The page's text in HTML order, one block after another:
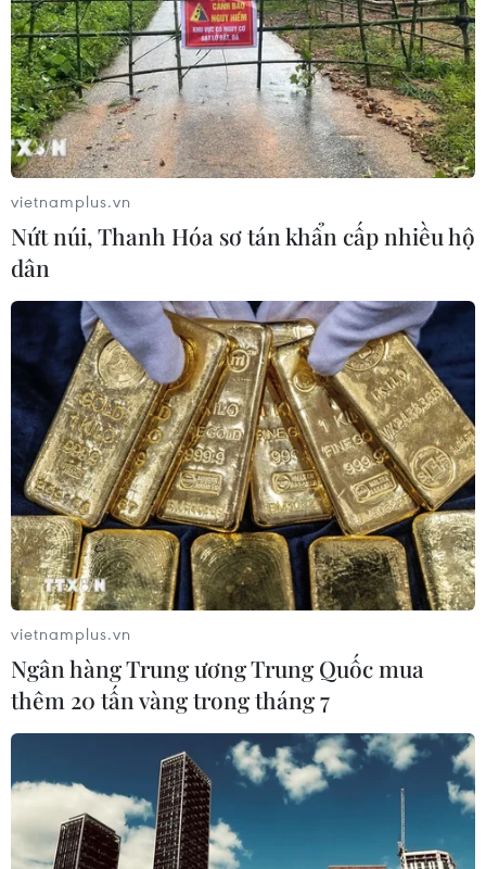
PepsiCo đặt mục tiêu mới về giảm lượng
đường trong đồ uống
17/10/2016 22:26
Động thái trên nằm trong chiến lược của PepsiCo nhằm
đưa ra thị trường nhiều hơn nữa các sản phẩm đồ uống
có lượng calo thấp hoặc bằng 0 và thay đổi công thức
của các sản phẩm hiện có.
vietnamplus.vn
Nứt núi, Thanh Hóa sơ tán khẩn cấp nhiều hộ
dân
vietnamplus.vn
Ngân hàng Trung ương Trung Quốc mua
thêm 20 tấn vàng trong tháng 7